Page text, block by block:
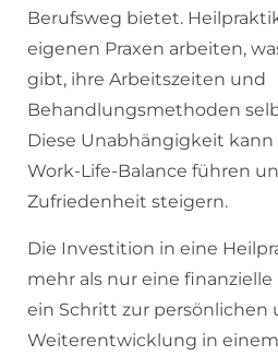
Berufsweg bietet.
eigenen Praxen arbeiten,
gibt, ihre Arbeitszeiten und
Behandlungsmethoden
Diese Unabhängigkeit kann
Work-Life-Balance führen
Zufriedenheit steigern.
Die Investition in eine
mehr als nur eine
ein Schritt zur persönlichen
Weiterentwicklung in einem